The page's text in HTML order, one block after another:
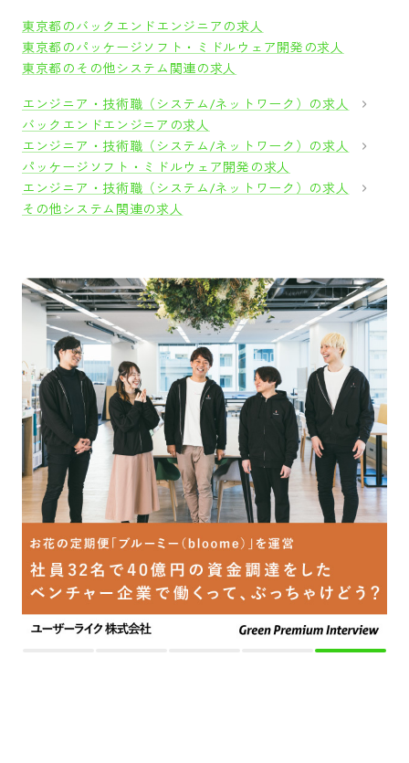
東京都のバックエンドエンジニアの求人
東京都のパッケージソフト・ミドルウェア開発の求人
東京都のその他システム関連の求人
エンジニア・技術職（システム/ネットワーク）の求人
バックエンドエンジニアの求人
エンジニア・技術職（システム/ネットワーク）の求人
パッケージソフト・ミドルウェア開発の求人
エンジニア・技術職（システム/ネットワーク）の求人
その他システム関連の求人